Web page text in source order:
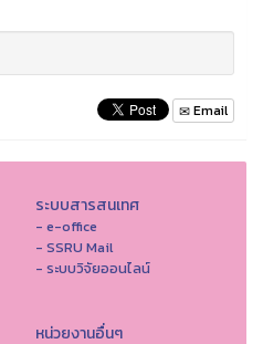
Email
ระบบสารสนเทศ
- e-office
- SSRU Mail
- ระบบวิจัยออนไลน์
หน่วยงานอื่นๆ